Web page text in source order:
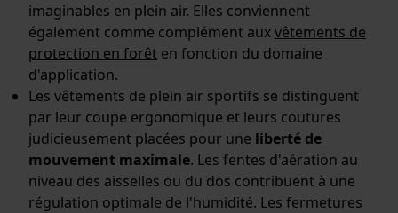
imaginables en plein air. Elles conviennent
également comme complément auxvêtements de
protection en forêt en fonction du domaine
d'application.
Les vêtements de plein air sportifs se distinguent
par leur coupe ergonomique et leurs coutures
judicieusement placées pour une liberté de
mouvement maximale. Les fentes d'aération au
niveau des aisselles ou du dos contribuent à une
régulation optimale de l'humidité. Les fermetures
Econda Analytics
Mouseflow Web Analytics Tool
Cookies de performance et de
fonctionnalité